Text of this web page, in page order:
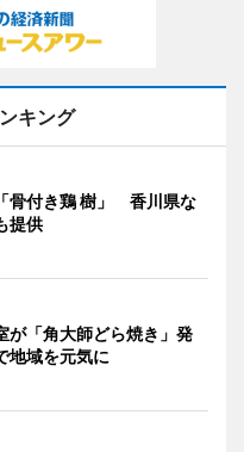
キング
骨付き鶏 樹」 香川県な
提供
が「角大師どら焼き」発
域を元気に